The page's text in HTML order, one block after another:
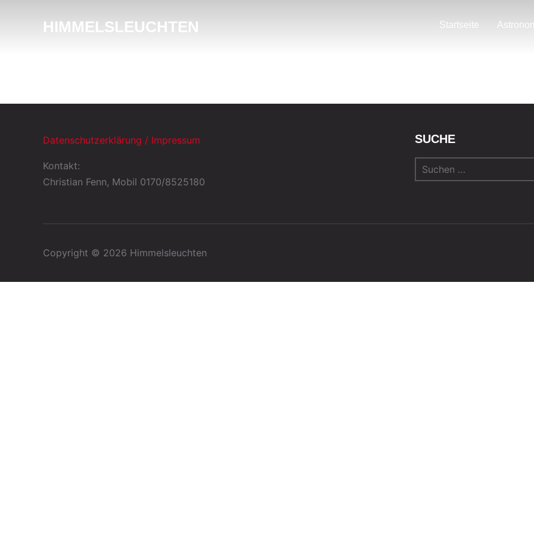
HIMMELSLEUCHTEN Startseite
Datenschutzerklärung / Impressum
Kontakt:
Christian Fenn, Mobil 0170/8525180
SUCHE
Suchen
nach:
Copyright © 2026 Himmelsleuchten